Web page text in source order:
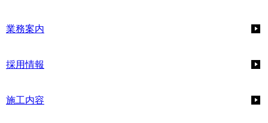
業務案内
採用情報
施工内容